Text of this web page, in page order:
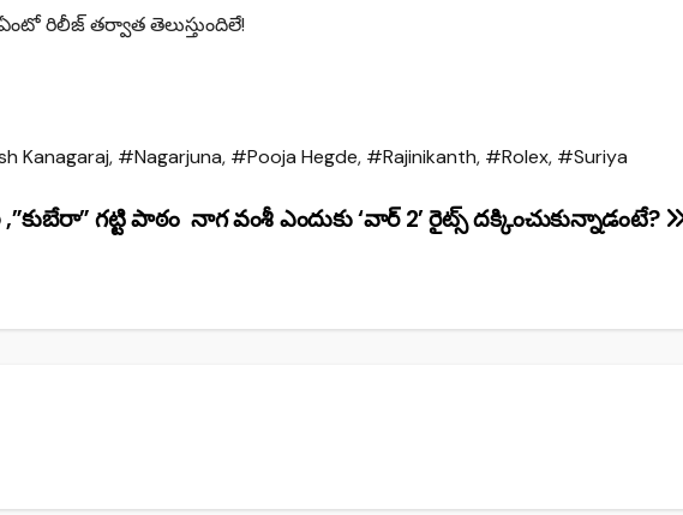
రిలీజ్ తర్వాత తెలుస్తుందిలే!
Kanagaraj, #Nagarjuna, #Pooja Hegde, #Rajinikanth, #Rolex, #Suriya
నాగ వంశీ ఎందుకు ‘వార్ 2’ రైట్స్ దక్కించుకున్నాడంటే?
గట్టి పాఠం